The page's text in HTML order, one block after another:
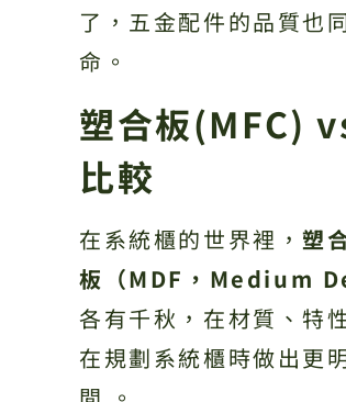
了，五金配件的品質也
命。
塑合板(MFC)
比較
在系統櫃的世界裡，塑
板（MDF，Medium
各有千秋，在材質、特
在規劃系統櫃時做出更